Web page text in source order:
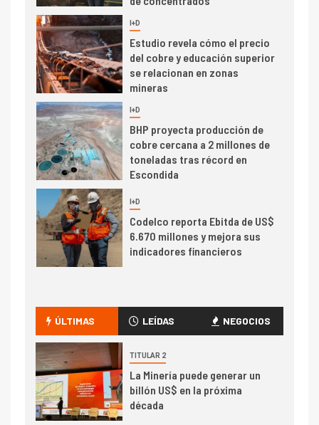
5 I+D
Estudio revela cómo el precio
del cobre y educación superior
se relacionan en zonas
mineras
6 I+D
BHP proyecta producción de
cobre cercana a 2 millones de
toneladas tras récord en
Escondida
I+D
Codelco reporta Ebitda de US$
6.670 millones y mejora sus
indicadores financieros
camión 100% eléctrico para
transportar cátodos al Puerto
2
Producción minera en mayo de
ÚLTIMAS LEÍDAS NEGOCIOS
TITULAR 2
La Minería puede generar un
billón US$ en la próxima
década